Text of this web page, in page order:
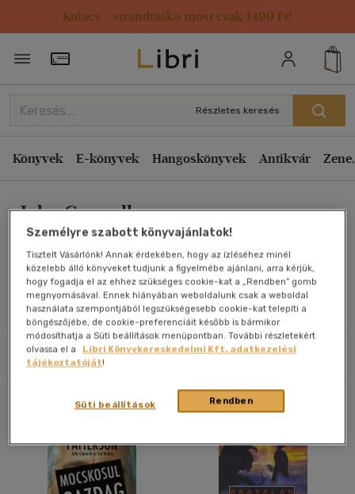
Kulacs / strandtáska most csak 1499 Ft!
Törzsvásárlói Kártya adatai
Részletes keresés
Könyvek E-könyvek Hangoskönyvek Antikvár
John Connolly
Művei
Olvasói vélemények
Szűrés Rendezés
Rendezés
Kiadás éve szerint csökkenő
Ár szerint csökkenő
Eladott darabszám szerint csökkenő
Eladott darabszám szerint növekvő
Cím szerint A-Z
Szerző szerint A-Z
Megjelenítés
20 db / oldal
Összesen db
Személyre szabott könyvajánlatok!
Tisztelt Vásárlónk! Annak érdekében, hogy az ízléséhez minél
közelebb álló könyveket tudjunk a figyelmébe ajánlani, arra kérjük,
hogy fogadja el az ehhez szükséges cookie-kat a „Rendben” gomb
megnyomásával. Ennek hiányában weboldalunk csak a weboldal
használata szempontjából legszükségesebb cookie-kat telepíti a
böngészőjébe, de cookie-preferenciáit később is bármikor
módosíthatja a Süti beállítások menüpontban. További részletekért
olvassa el a
Libri Könyvkereskedelmi Kft. adatkezelési
tájékoztatóját!
Rendben
Süti beállítások